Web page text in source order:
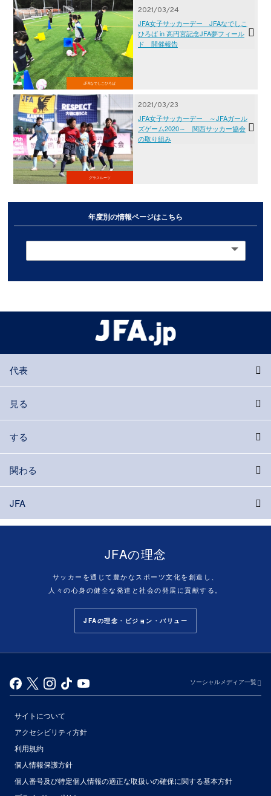
JFAなでしこひろば
2021/03/24
JFA女子サッカーデー JFAなでしこ
ひろば in 高円宮記念JFA夢フィール
ド 開催報告
グラスルーツ
2021/03/23
JFA女子サッカーデー ～JFAガール
ズゲーム2020～ 関西サッカー協会
の取り組み
年度別の情報ページはこちら
代表
見る
する
関わる
JFA
JFAの理念
サッカーを通じて豊かなスポーツ文化を創造し、
人々の心身の健全な発達と社会の発展に貢献する。
JFAの理念・ビジョン・バリュー
ソーシャルメディア一覧
サイトについて
アクセシビリティ方針
利用規約
個人情報保護方針
個人番号及び特定個人情報の適正な取扱いの確保に関する基本方針